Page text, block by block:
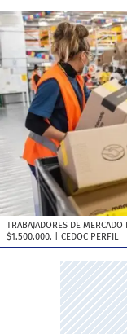
TRABAJADORES DE
$1.500.000. | CEDOC PERFIL